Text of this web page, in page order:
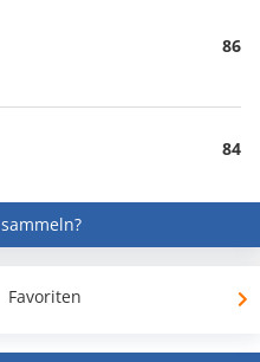
86
84
Favoriten